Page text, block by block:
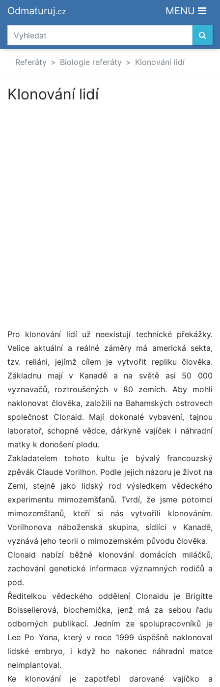
Odmaturuj.cz MENU
Referáty Biologie referáty Klonování lidí
Klonování lidí
Pro klonování lidí už neexistují technické překážky.
Velice aktuální a reálné záměry má americká sekta,
tzv. reliáni, jejímž cílem je vytvořit repliku člověka.
Základnu mají v Kanadě a na světě asi 50 000
vyznavačů, roztroušených v 80 zemích. Aby mohli
naklonovat člověka, založili na Bahamských ostrovech
společnost Clonaid. Mají dokonalé vybavení, tajnou
laboratoř, schopné vědce, dárkyně vajíček i náhradní
matky k donošení plodu.
Zakladatelem tohoto kultu je bývalý francouzský
zpěvák Claude Vorilhon. Podle jejich názoru je život na
Zemi, stejně jako lidský rod výsledkem vědeckého
experimentu mimozemšťanů. Tvrdí, že jsme potomci
mimozemšťanů, kteří si nás vytvořili klonováním.
Vorilhonova náboženská skupina, sídlící v Kanadě,
vyznává jeho teorii o mimozemském původu člověka.
Clonaid nabízí běžné klonování domácích miláčků,
zachování genetické informace významných rodičů a
pod.
Ředitelkou vědeckého oddělení Clonaidu je Brigitte
Boisselierová, biochemička, jenž má za sebou řadu
odborných publikací. Jedním ze spolupracovníků je
Lee Po Yona, který v roce 1999 úspěšně naklonoval
lidské embryo, i když ho nakonec náhradní matce
neimplantoval.
Ke klonování je zapotřebí darované vajíčko a